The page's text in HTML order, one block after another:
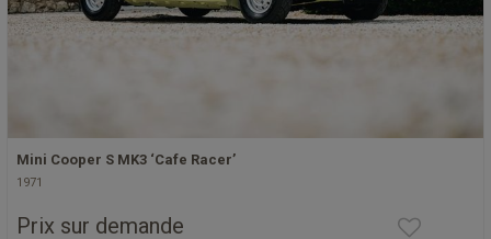
Mini Cooper S MK3 ‘Cafe Racer’
1971
Prix sur demande